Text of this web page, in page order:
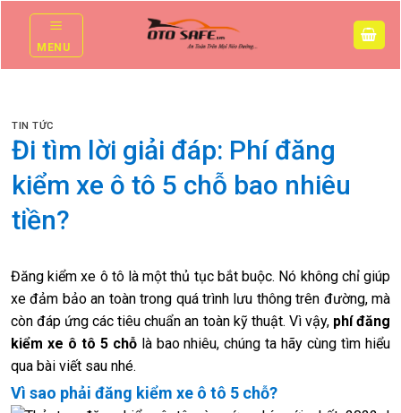
contentMENU
TIN TỨC
Đi tìm lời giải đáp: Phí đăng
kiểm xe ô tô 5 chỗ bao nhiêu
tiền?
Đăng kiểm xe ô tô là một thủ tục bắt buộc. Nó không chỉ giúp
xe đảm bảo an toàn trong quá trình lưu thông trên đường, mà
còn đáp ứng các tiêu chuẩn an toàn kỹ thuật. Vì vậy, phí đăng
kiểm xe ô tô 5 chỗlà bao nhiêu, chúng ta hãy cùng tìm hiểu
qua bài viết sau nhé.
Vì sao phải đăng kiểm xe ô tô 5 chỗ?